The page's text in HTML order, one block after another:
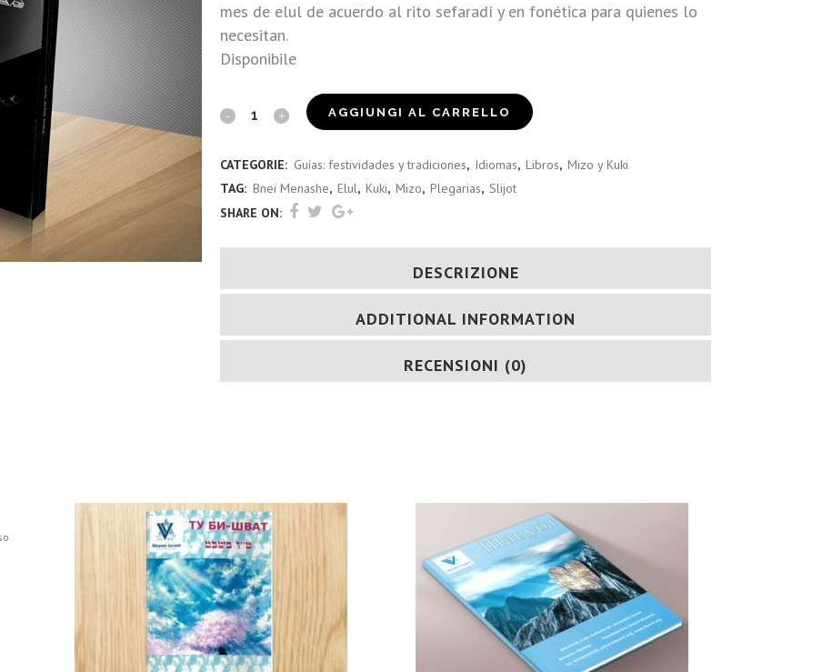
mes de elul de acuerdo al rito sefaradí y en fonética para quienes lo
necesitan.
Disponibile
Slijot
Kuki)
quantity
AGGIUNGI AL CARRELLO
CATEGORIE: Guías: festividades y tradiciones, Idiomas, Libros, Mizo y Kuki
TAG: Bnei Menashe, Elul, Kuki, Mizo, Plegarias, Slijot
SHARE ON:
DESCRIZIONE
ADDITIONAL INFORMATION
RECENSIONI (0)